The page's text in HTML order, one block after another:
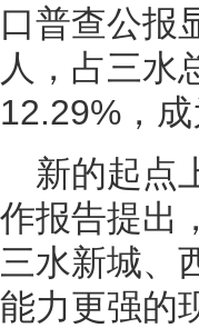
口普查公报
人，占三水
12.29%，
新的起点
作报告提出
三水新城、
能力更强的